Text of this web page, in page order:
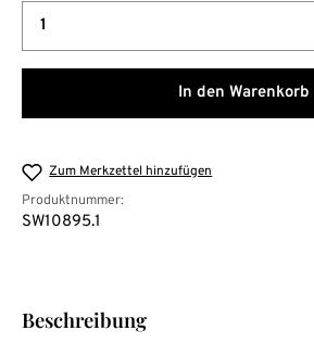
Produkt Anzahl: Gib den
In den Warenkorb
Zum Merkzettel hinzufügen
Produktnummer:
SW10895.1
Beschreibung